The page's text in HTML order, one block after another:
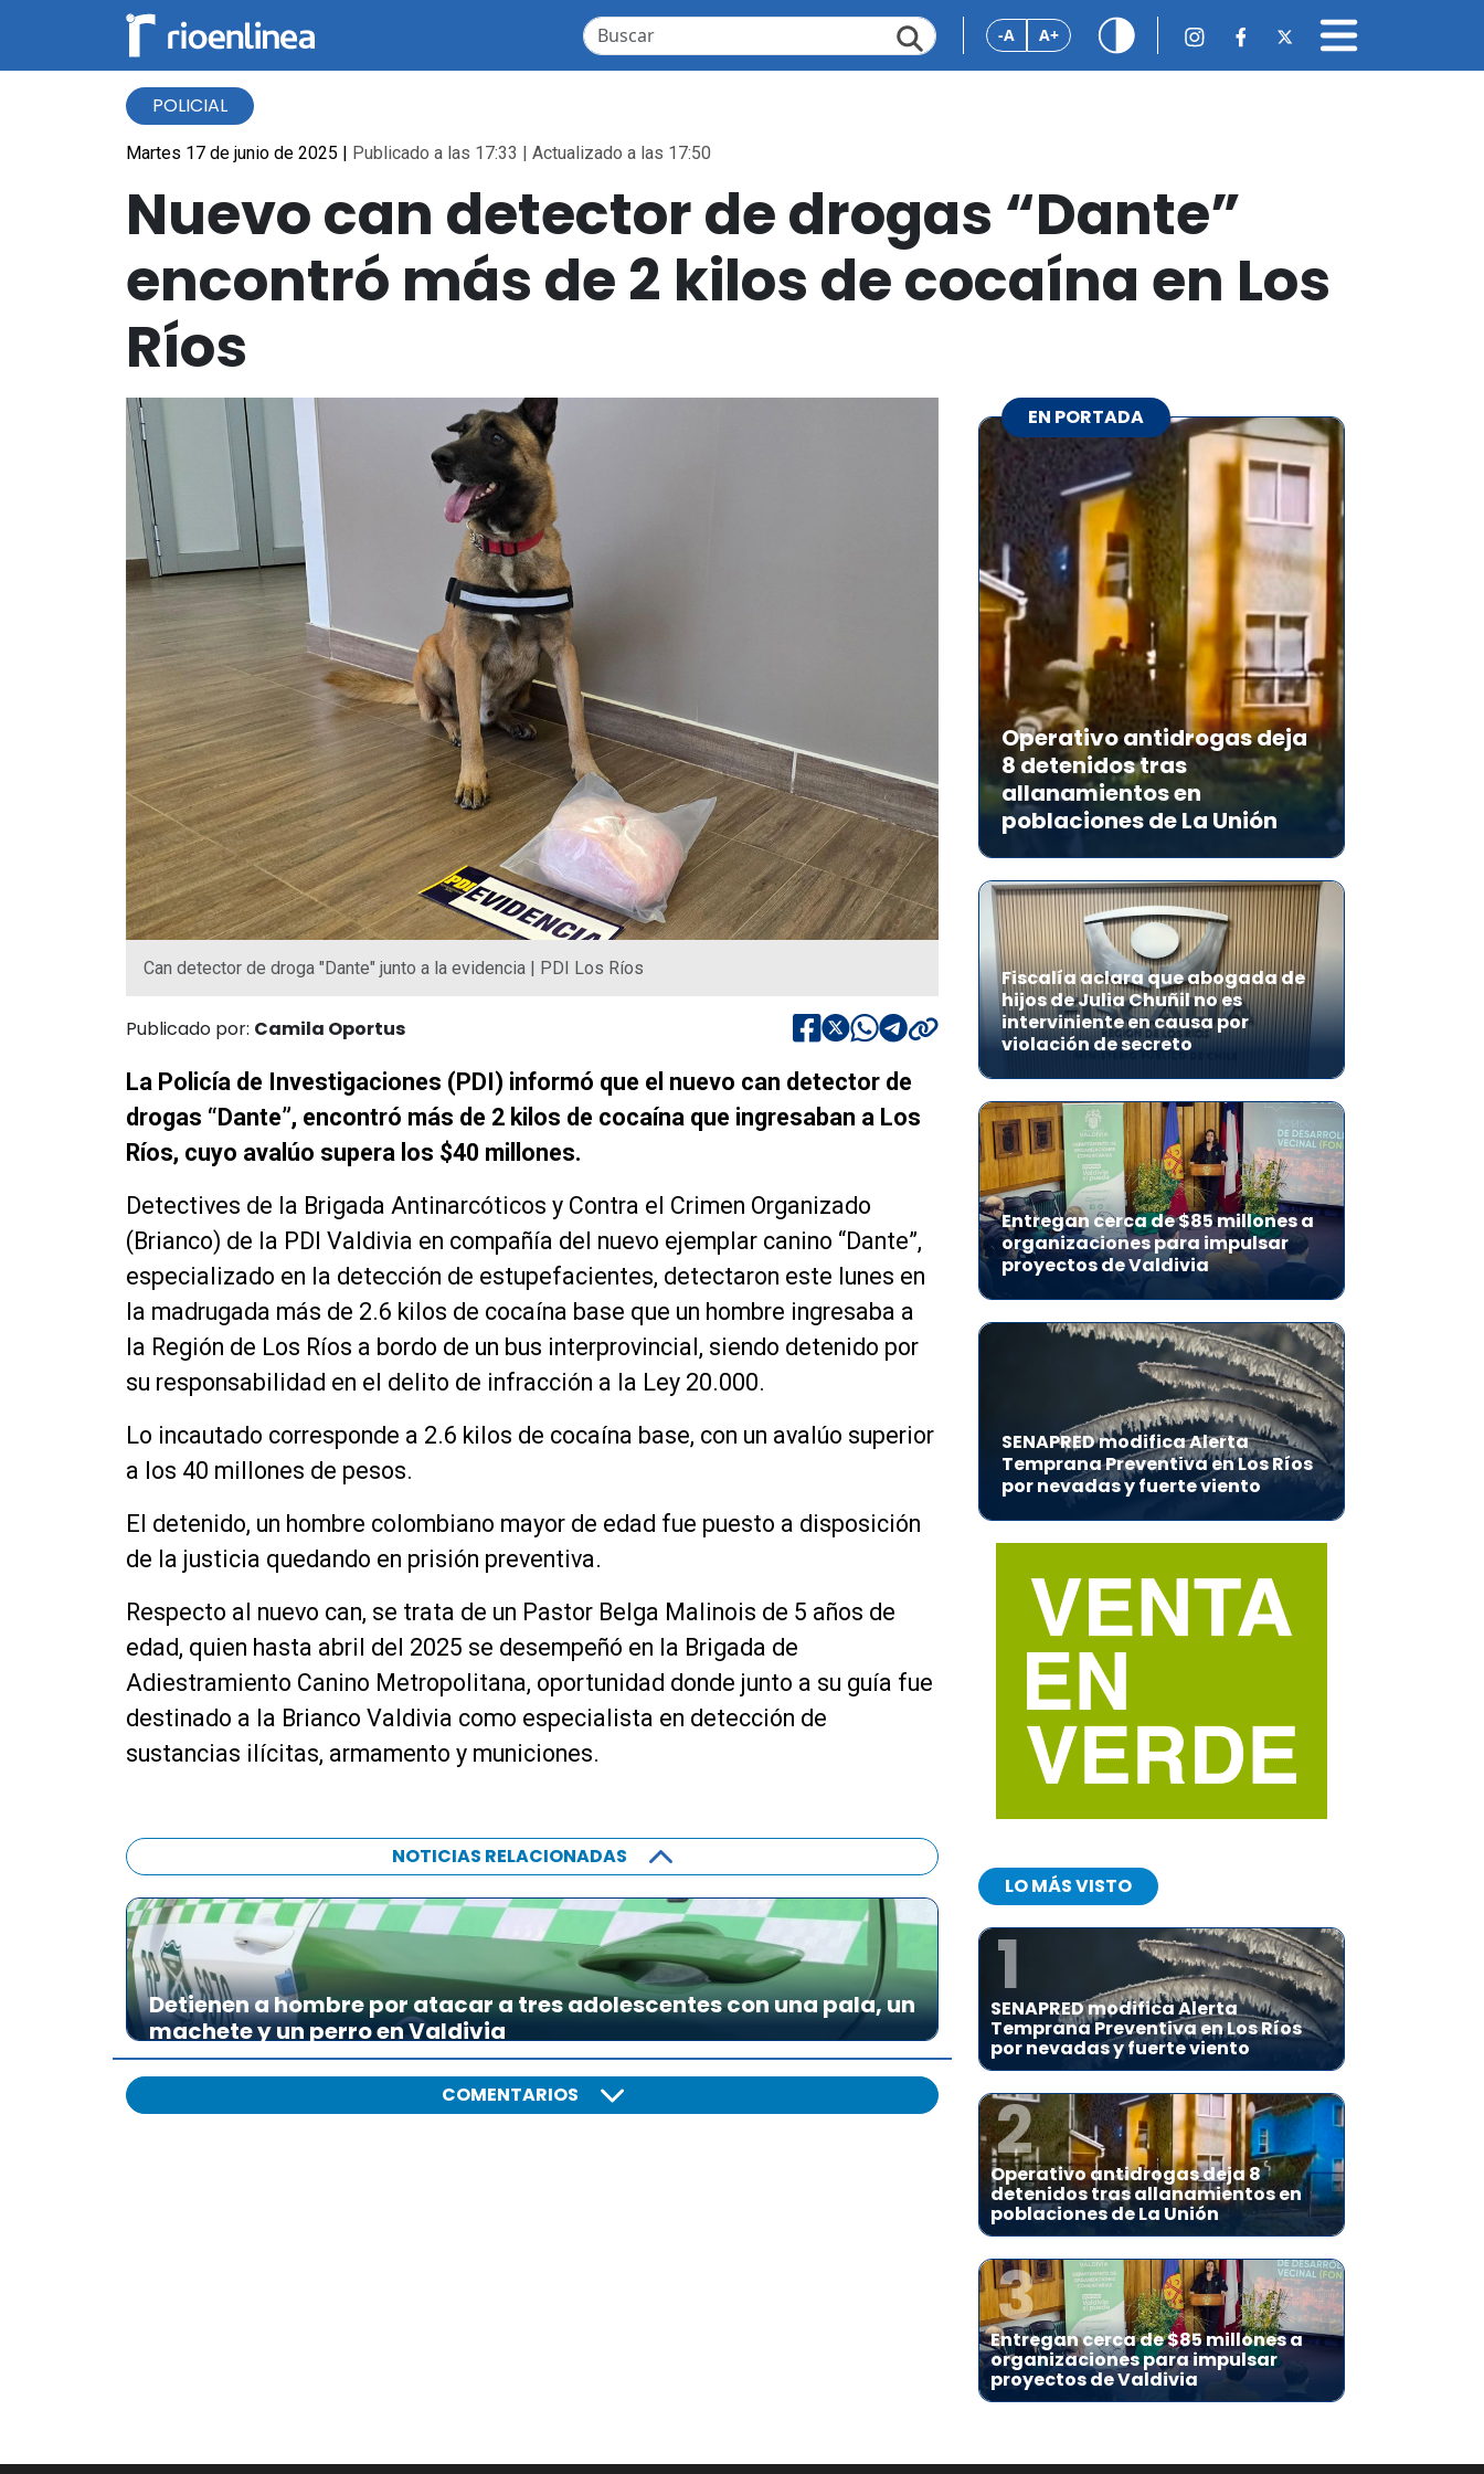
-A A+
POLICIAL
Martes 17 de junio de 2025 | Publicado a las 17:33 | Actualizado a las 17:50
Nuevo can detector de drogas “Dante”
encontró más de 2 kilos de cocaína en Los
Ríos
Can detector de droga "Dante" junto a la evidencia | PDI Los Ríos
Publicado por: Camila Oportus
La Policía de Investigaciones (PDI) informó que el nuevo can detector de
drogas “Dante”, encontró más de 2 kilos de cocaína que ingresaban a Los
Ríos, cuyo avalúo supera los $40 millones.
Detectives de la Brigada Antinarcóticos y Contra el Crimen Organizado
(Brianco) de la PDI Valdivia en compañía del nuevo ejemplar canino “Dante”,
especializado en la detección de estupefacientes, detectaron este lunes en
la madrugada más de 2.6 kilos de cocaína base que un hombre ingresaba a
la Región de Los Ríos a bordo de un bus interprovincial, siendo detenido por
su responsabilidad en el delito de infracción a la Ley 20.000.
Lo incautado corresponde a 2.6 kilos de cocaína base, con un avalúo superior
a los 40 millones de pesos.
El detenido, un hombre colombiano mayor de edad fue puesto a disposición
de la justicia quedando en prisión preventiva.
Respecto al nuevo can, se trata de un Pastor Belga Malinois de 5 años de
edad, quien hasta abril del 2025 se desempeñó en la Brigada de
Adiestramiento Canino Metropolitana, oportunidad donde junto a su guía fue
destinado a la Brianco Valdivia como especialista en detección de
sustancias ilícitas, armamento y municiones.
NOTICIAS RELACIONADAS
Detienen a hombre por atacar a tres adolescentes con una pala, un
machete y un perro en Valdivia
COMENTARIOS
EN PORTADA
Operativo antidrogas deja
8 detenidos tras
allanamientos en
poblaciones de La Unión
Fiscalía aclara que abogada de
hijos de Julia Chuñil no es
interviniente en causa por
violación de secreto
Entregan cerca de $85 millones a
organizaciones para impulsar
proyectos de Valdivia
SENAPRED modifica Alerta
Temprana Preventiva en Los Ríos
por nevadas y fuerte viento
LO MÁS VISTO
1
SENAPRED modifica Alerta
Temprana Preventiva en Los Ríos
por nevadas y fuerte viento
2
Operativo antidrogas deja 8
detenidos tras allanamientos en
poblaciones de La Unión
3
Entregan cerca de $85 millones a
organizaciones para impulsar
proyectos de Valdivia